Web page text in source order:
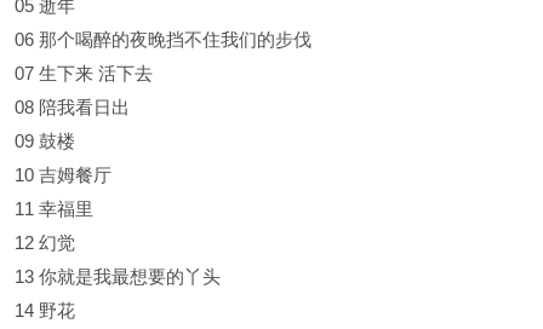
05 逝年
06 那个喝醉的夜晚挡不住我们的步伐
07 生下来 活下去
08 陪我看日出
09 鼓楼
10 吉姆餐厅
11 幸福里
12 幻觉
13 你就是我最想要的丫头
14 野花